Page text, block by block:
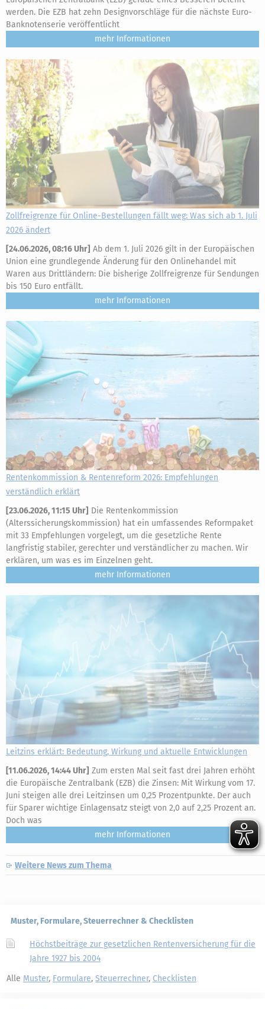
werden. Die EZB hat zehn Designvorschläge für die nächste Euro-
Banknotenserie veröffentlicht
mehr
Zollfreigrenze für Online-Bestellungen fällt weg: Was sich ab 1. Juli
2026 ändert
[24.06.2026, 08:16 Uhr] Ab dem 1. Juli 2026 gilt in der Europäischen
Union eine grundlegende Änderung für den Onlinehandel mit
Waren aus Drittländern: Die bisherige Zollfreigrenze für Sendungen
bis 150 Euro entfällt.
mehr
Rentenkommission & Rentenreform 2026: Empfehlungen
verständlich erklärt
[23.06.2026, 11:15 Uhr] Die Rentenkommission
(Alterssicherungskommission) hat ein umfassendes Reformpaket
mit 33 Empfehlungen vorgelegt, um die gesetzliche Rente
langfristig stabiler, gerechter und verständlicher zu machen. Wir
erklären, um was es im Einzelnen geht.
mehr
Leitzins erklärt: Bedeutung, Wirkung und aktuelle Entwicklungen
[11.06.2026, 14:44 Uhr] Zum ersten Mal seit fast drei Jahren erhöht
die Europäische Zentralbank (EZB) die Zinsen: Mit Wirkung vom 17.
Juni steigen alle drei Leitzinsen um 0,25 Prozentpunkte. Der auch
für Sparer wichtige Einlagensatz steigt von 2,0 auf 2,25 Prozent an.
Doch was
mehr
Weitere News zum Thema
Muster, Formulare, Steuerrechner & Checklisten
Höchstbeiträge zur gesetzlichen Rentenversicherung für die
Jahre 1927 bis 2004
Alle Muster, Formulare, Steuerrechner, Checklisten